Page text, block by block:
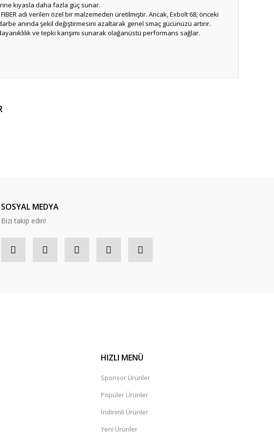
kıyasla daha fazla güç sunar.
adı verilen özel bir malzemeden üretilmiştir. Ancak, Exbolt 68, önceki
anında şekil değiştirmesini azaltarak genel smaç gücünüzü artırır.
ve tepki karışımı sunarak olağanüstü performans sağlar.
SOSYAL MEDYA
Bizi takip edin!
HIZLI MENÜ
Sponsor Ürünler
Popüler Ürünler
İndirimli Ürünler
Yeni Ürünler